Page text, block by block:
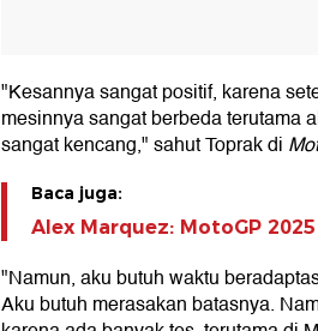
"Kesannya sangat positif, karena
mesinnya sangat berbeda terutama
sangat kencang," sahut Toprak di
Baca juga:
Alex Marquez: MotoGP
"Namun, aku butuh waktu
Aku butuh merasakan batasnya.